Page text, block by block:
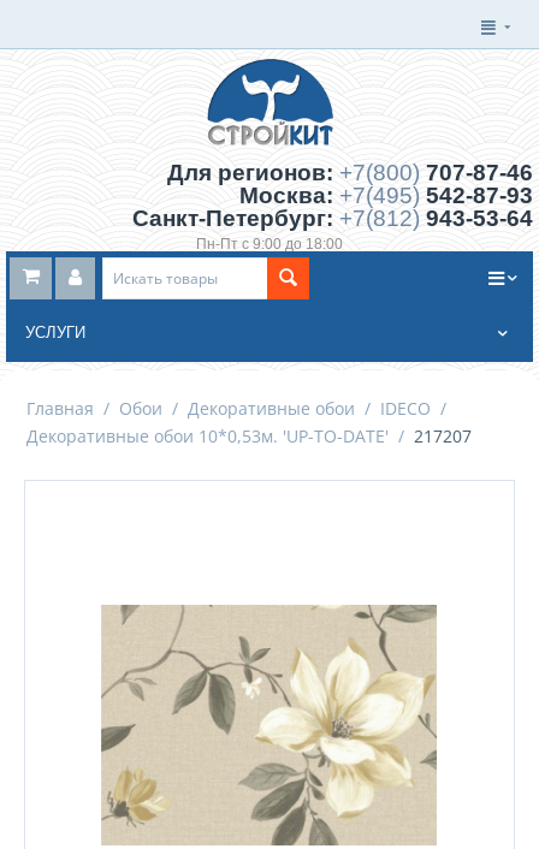
Для регионов: +7(800) 707-87-46
Москва: +7(495) 542-87-93
Санкт-Петербург: +7(812) 943-53-64
Пн-Пт с 9:00 до 18:00
Заказать обратный звонок
УСЛУГИ
Главная / Обои / Декоративные обои / IDECO /
Декоративные обои 10*0,53м. 'UP-TO-DATE' / 217207